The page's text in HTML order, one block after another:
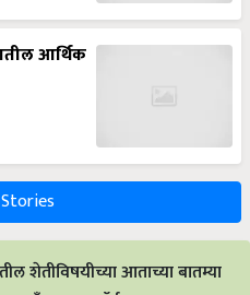
आर्थिक
शेतीविषयीच्या आताच्या बातम्या